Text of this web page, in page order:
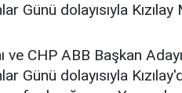
Günü dolayısıyla
ve CHP ABB Başkan
Günü dolayısıyla